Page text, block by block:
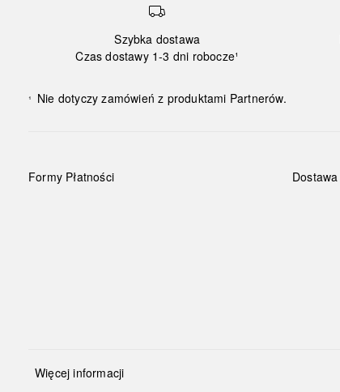
Szybka dostawa
Czas dostawy 1-3 dni robocze¹
¹ Nie dotyczy zamówień z produktami Partnerów.
Formy Płatności Dostawa
Więcej informacji